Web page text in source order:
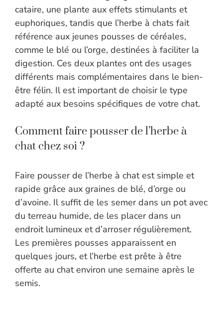
cataire, une plante aux effets stimulants et
euphoriques, tandis que l’herbe à chats fait
référence aux jeunes pousses de céréales,
comme le blé ou l’orge, destinées à faciliter la
digestion. Ces deux plantes ont des usages
différents mais complémentaires dans le bien-
être félin. Il est important de choisir le type
adapté aux besoins spécifiques de votre chat.
Comment faire pousser de l’herbe à
chat chez soi ?
Faire pousser de l’herbe à chat est simple et
rapide grâce aux graines de blé, d’orge ou
d’avoine. Il suffit de les semer dans un pot avec
du terreau humide, de les placer dans un
endroit lumineux et d’arroser régulièrement.
Les premières pousses apparaissent en
quelques jours, et l’herbe est prête à être
offerte au chat environ une semaine après le
semis.